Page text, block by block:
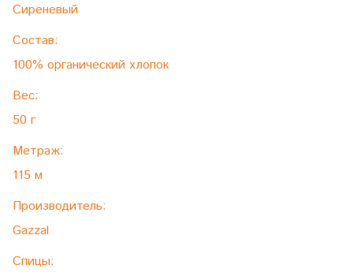
Сиреневый
Состав:
100% органический хлопок
Вес:
50 г
Метраж:
115 м
Производитель:
Gazzal
Спицы: